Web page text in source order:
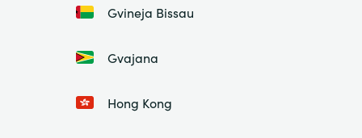
Gvineja Bissau
Gvajana
Hong Kong